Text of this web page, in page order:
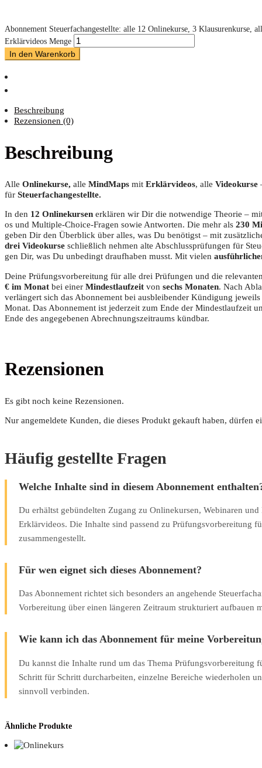
Abonnement Steuerfachangestellte: alle 12 Onlinekurse, 3 Klausurenkurse,
Erklärvideos Menge
In den Warenkorb
Beschreibung
Rezensionen (0)
Beschreibung
Alle Online­kur­se, alle Mind­Maps mit Erklär­vi­de­os, alle Video­kur­se
für Steuerfachangestellte.
In den 12 Online­kur­sen erklä­ren wir Dir die not­wen­di­ge Theo­rie –
os und Mul­ti­ple-Choice-Fra­gen sowie Ant­wor­ten. Die mehr als 230
geben Dir den Über­blick über alles, was Du benö­tigst – mit
drei Video­kur­se schließ­lich neh­men alte Abschluss­prü­fun­gen für
gen Dir, was Du unbe­dingt drauf­ha­ben musst. Mit vie­len
Dei­ne Prü­fungs­vor­be­rei­tung für alle drei Prü­fun­gen und die
€ im Monat bei einer Min­dest­lauf­zeit von sechs Mona­ten. Nach
ver­län­gert sich das Abon­ne­ment bei aus­blei­ben­der Kün­di­gung
Monat. Das Abon­ne­ment ist jeder­zeit zum Ende der Min­dest­lauf­zeit
Ende des ange­ge­be­nen Abrech­nungs­zeit­raums kündbar.
Rezensionen
Es gibt noch keine Rezensionen.
Nur angemeldete Kunden, die dieses Produkt gekauft haben, dürfen
Häufig gestellte Fragen
Welche Inhalte sind in diesem Abonnement
Du erhältst gebündelten Zugang zu Onlinekursen, Webinaren
Erklärvideos. Die Inhalte sind passend zu Prüfungsvorbereitung
zusammengestellt.
Für wen eignet sich dieses Abonnement?
Das Abonnement richtet sich besonders an angehende
Vorbereitung über einen längeren Zeitraum strukturiert aufbauen
Wie kann ich das Abonnement für meine
Du kannst die Inhalte rund um das Thema Prüfungsvorbereitung
Schritt für Schritt durcharbeiten, einzelne Bereiche wiederholen
sinnvoll verbinden.
Ähnliche Produkte